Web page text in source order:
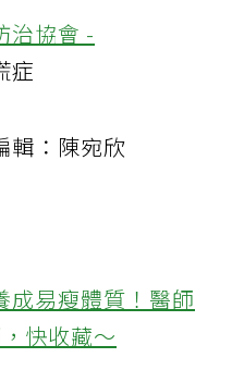
治協會 -
症
輯：陳宛欣
成易瘦體質！醫師
快收藏～